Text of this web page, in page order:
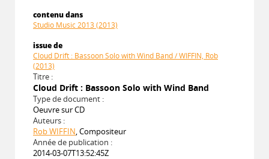
contenu dans
Studio Music 2013 (2013)
issue de
Cloud Drift : Bassoon Solo with Wind Band / WIFFIN, Rob
(2013)
Titre :
Cloud Drift : Bassoon Solo with Wind Band
Type de document :
Oeuvre sur CD
Auteurs :
Rob WIFFIN, Compositeur
Année de publication :
2014-03-07T13:52:45Z